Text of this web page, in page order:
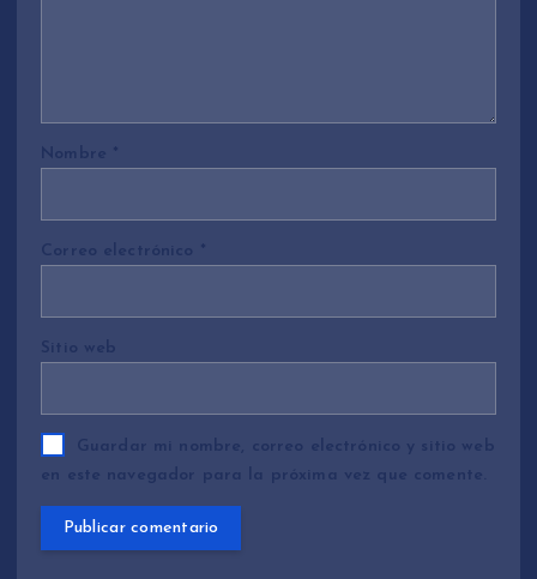
Nombre *
Correo electrónico *
Sitio web
Guardar mi nombre, correo electrónico y sitio web
en este navegador para la próxima vez que comente.